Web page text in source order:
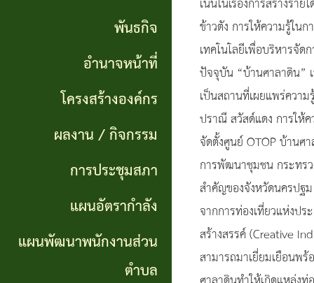
จัดจ้าง
รายงาน
จัดซื้อ
จัดจ้าง
ข่าว
จัด
ซื้อ
แผนการ
ดำเนิน
งาน
แผนการ
จัดซื้อ
กิจ
หน้าที่
โครงสร้าง
องค์กร
พันธกิจ
อำนาจหน้าที่
โครงสร้างองค์กร
ผลงาน / กิจกรรม
การประชุมสภา
แผนอัตรากำลัง
แผนพัฒนาพนักงานส่วน
ตำบล
ข้าวตัง การให้ความรู้ใน
เทคโนโลยีเพื่อบริหารจั
ปัจจุบัน “บ้านศาลาดิน”
เป็นสถานที่เผยแพร่ควา
ปราณี สวัสด์แดง การให้
จัดตั้งศูนย์ OTOP บ้านศ
การพัฒนาชุมชน กระทร
สำคัญของจังหวัดนครปฐ
จากการท่องเที่ยวแห่งป
สร้างสรรค์ (Creative
สามารถมาเยี่ยมเยือนพ